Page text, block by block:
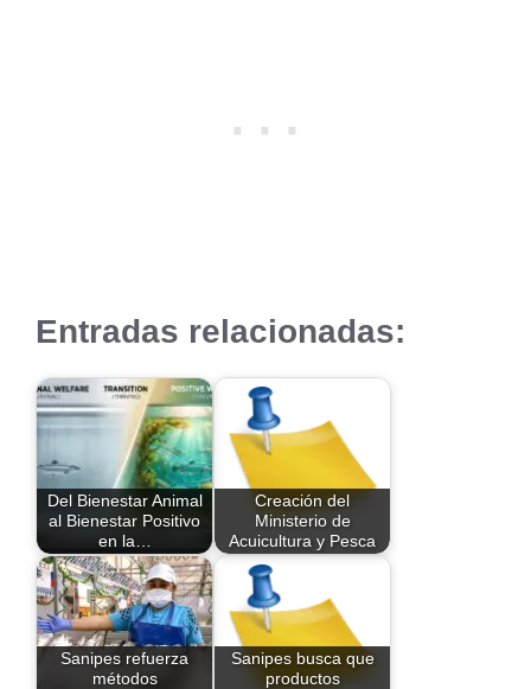
Entradas relacionadas:
Del Bienestar Animal
al Bienestar Positivo
en la…
Creación del
Ministerio de
Acuicultura y Pesca
Sanipes refuerza
métodos
Sanipes busca que
productos